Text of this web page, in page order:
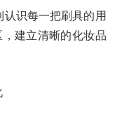
识每一把刷具的用
，建立清晰的化妆品